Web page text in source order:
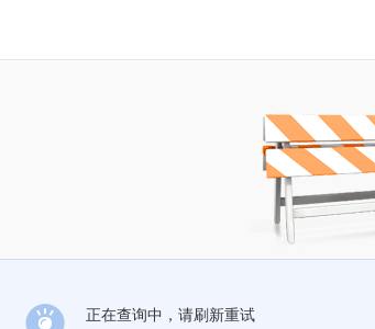
正在查询中，请刷新重试